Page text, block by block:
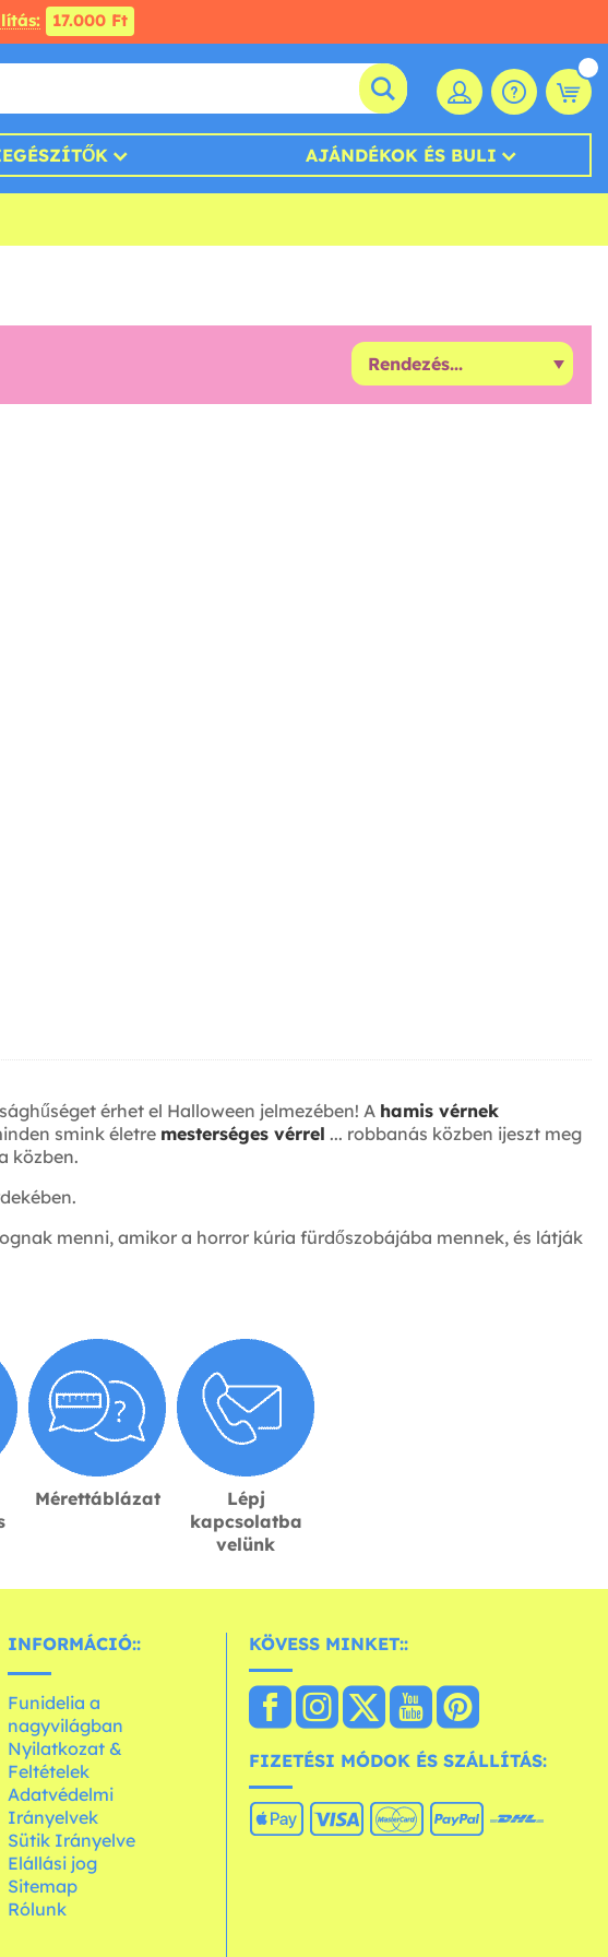
17.000 Ft
AJÁNDÉKOK ÉS BULI
érhet el Halloween jelmezében! A hamis vérnek
smink életre mesterséges vérrel ... robbanás közben ijeszt meg
közben.
menni, amikor a horror kúria fürdőszobájába mennek, és látják
Mérettáblázat
Lépj
kapcsolatba
velünk
INFORMÁCIÓ::
Funidelia a
nagyvilágban
Nyilatkozat &
Feltételek
Adatvédelmi
Irányelvek
Sütik Irányelve
Elállási jog
Sitemap
Rólunk
KÖVESS MINKET::
FIZETÉSI MÓDOK ÉS SZÁLLÍTÁS: